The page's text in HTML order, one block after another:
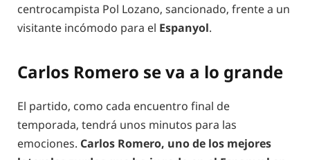
centrocampista Pol Lozano, sancionado, frente a un
visitante incómodo para el Espanyol.
Carlos Romero se va a lo grande
El partido, como cada encuentro final de
temporada, tendrá unos minutos para las
emociones. Carlos Romero, uno de los mejores